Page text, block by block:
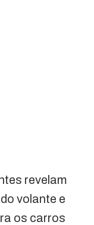
revelam
volante e
os carros